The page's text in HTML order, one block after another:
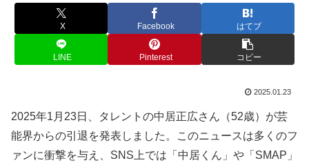
X Facebook はてブ
LINE Pinterest コピー
2025.01.23
2025年1月23日、タレントの中居正広さん（52歳）が芸
能界からの引退を発表しました。このニュースは多くのフ
ァンに衝撃を与え、SNS上では「中居くん」や「SMAP」